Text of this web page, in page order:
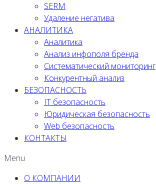
SERM
Удаление негатива
АНАЛИТИКА
Аналитика
Анализ инфополя бренда
Систематический мониторинг
Конкурентный анализ
БЕЗОПАСНОСТЬ
IT безопасность
Юридическая безопасность
Web безопасность
КОНТАКТЫ
Menu
О КОМПАНИИ